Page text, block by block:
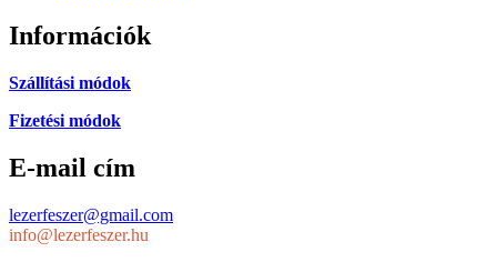
Információk
Szállítási módok
Fizetési módok
E-mail cím
lezerfeszer@gmail.com
info@lezerfeszer.hu